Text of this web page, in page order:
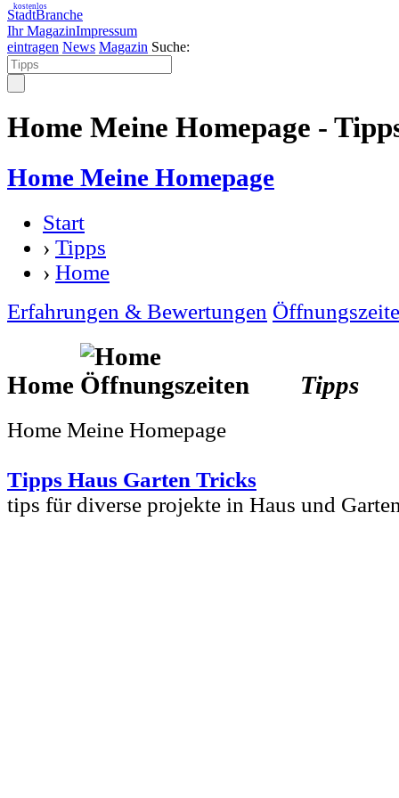
StadtBranche
Ihr MagazinImpressum
kostenlos
eintragen News Magazin Suche:
Home Meine Homepage -
Home Meine Homepage
Start
› Tipps
› Home
Erfahrungen & Bewertungen
Home Tipps
Home Meine Homepage
Tipps Haus Garten Tricks
tips für diverse projekte in Haus und